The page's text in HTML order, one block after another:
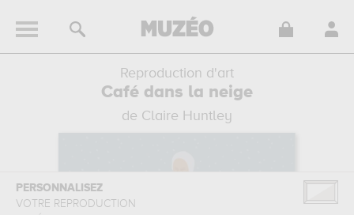
Reproduction d'art
Café dans la neige
de Claire Huntley
PERSONNALISEZ
VOTRE REPRODUCTION